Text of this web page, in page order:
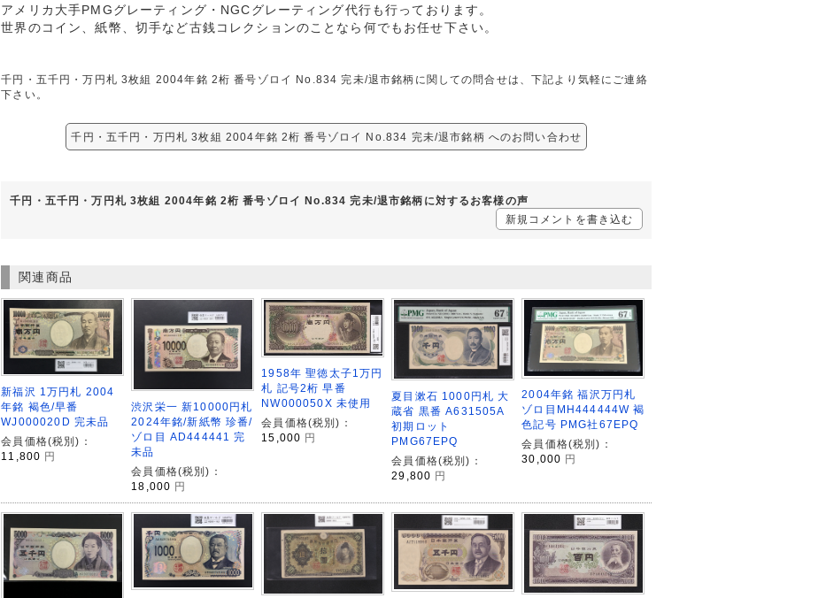
アメリカ大手PMGグレーティング・NGCグレーティング代行も行っております。
世界のコイン、紙幣、切手など古銭コレクションのことなら何でもお任せ下さい。
千円・五千円・万円札 3枚組 2004年銘 2桁 番号ゾロイ No.834 完未/退市銘柄に関しての問合せは、下記より気軽にご連絡
下さい。
千円・五千円・万円札 3枚組 2004年銘 2桁 番号ゾロイ No.834 完未/退市銘柄 へのお問い合わせ
千円・五千円・万円札 3枚組 2004年銘 2桁 番号ゾロイ No.834 完未/退市銘柄に対するお客様の声
新規コメントを書き込む
関連商品
新福沢 1万円札 2004
年銘 褐色/早番
WJ000020D 完未品
会員価格(税別)：
11,800 円
渋沢栄一 新10000円札
2024年銘/新紙幣 珍番/
ゾロ目 AD444441 完
未品
会員価格(税別)：
18,000 円
1958年 聖徳太子1万円
札 記号2桁 早番
NW000050X 未使用
会員価格(税別)：
15,000 円
夏目漱石 1000円札 大
蔵省 黒番 A631505A
初期ロット
PMG67EPQ
会員価格(税別)：
29,800 円
2004年銘 福沢万円札
ゾロ目MH444444W 褐
色記号 PMG社67EPQ
会員価格(税別)：
30,000 円